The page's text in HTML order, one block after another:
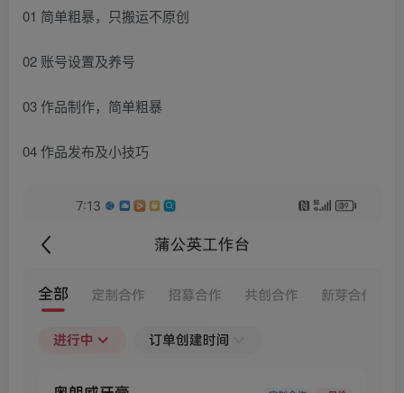
01 简单粗暴，只搬运不原创
02 账号设置及养号
03 作品制作，简单粗暴
04 作品发布及小技巧